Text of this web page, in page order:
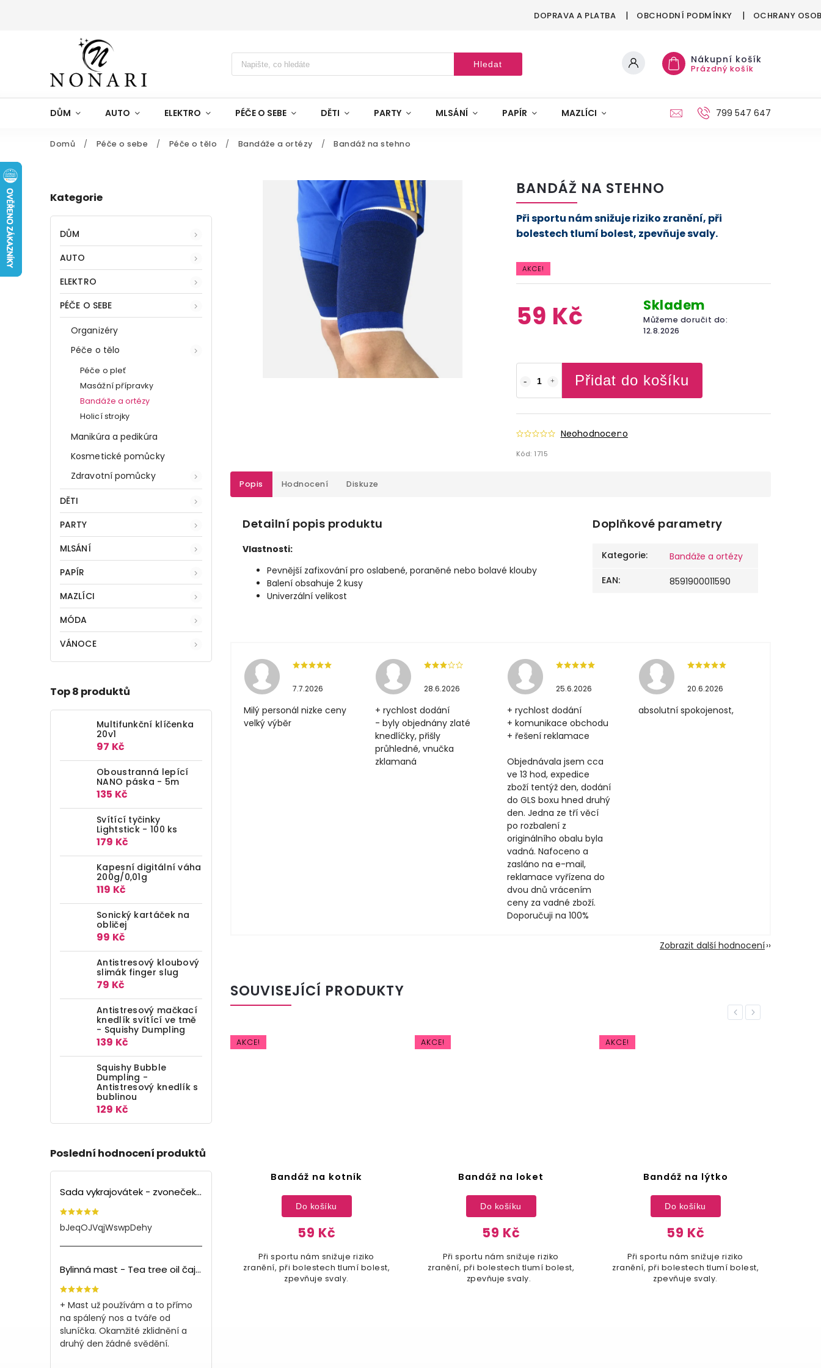
DOPRAVA A PLATBA OBCHODNÍ PODMÍNKY OCHRANY
Hledat Nákupní košík
Prázdný košík
DŮM AUTO ELEKTRO PÉČE O SEBE DĚTI PARTY MLSÁNÍ PAPÍR MAZLÍCI VÁNOCE799 547 647
Domů / Péče o sebe / Péče o tělo / Bandáže a ortézy / Bandáž na stehno
Kategorie
DŮM
AUTO
ELEKTRO
PÉČE O SEBE
Organizéry
Péče o tělo
Péče o pleť
Masážní přípravky
Bandáže a ortézy
Holicí strojky
Manikúra a pedikúra
Kosmetické pomůcky
Zdravotní pomůcky
DĚTI
PARTY
MLSÁNÍ
PAPÍR
MAZLÍCI
MÓDA
VÁNOCE
Top 8 produktů
Multifunkční klíčenka
20v1
97 Kč
Oboustranná lepící
NANO páska - 5m
135 Kč
Svítící tyčinky
Lightstick - 100 ks
179 Kč
Kapesní digitální váha
200g/0,01g
119 Kč
Sonický kartáček na
obličej
99 Kč
Antistresový kloubový
slimák finger slug
79 Kč
Antistresový mačkací
knedlík svítící ve tmě
- Squishy Dumpling
139 Kč
Squishy Bubble
Dumpling -
Antistresový knedlík s
bublinou
129 Kč
Poslední hodnocení produktů
Sada vykrajovátek - zvoneček (3ks)
bJeqOJVqjWswpDehy
Bylinná mast - Tea tree oil čajovník (150ml)
+ Mast už používám a to přímo
na spálený nos a tváře od
sluníčka. Okamžité zklidnění a
druhý den žádné svědění.
BANDÁŽ NA STEHNO
AKCE!
59 Kč Skladem
Můžeme doručit do:
12.8.2026
Přidat do košíku
Neohodnoceno
Kód: 1715
Při sportu nám snižuje riziko zranění, při
bolestech tlumí bolest, zpevňuje svaly.
Popis Hodnocení Diskuze
Detailní popis produktu
Vlastnosti:
Pevnější zafixování pro oslabené, poraněné nebo bolavé klouby
Balení obsahuje 2 kusy
Univerzální velikost
Doplňkové parametry
Kategorie:
Bandáže a ortézy
EAN: 8591900011590
7.7.2026
Milý personál nizke ceny
velký výběr
28.6.2026
+ rychlost dodání
- byly objednány zlaté
knedlíčky, přišly
průhledné, vnučka
zklamaná
25.6.2026
+ rychlost dodání
+ komunikace obchodu
+ řešení reklamace
Objednávala jsem cca
ve 13 hod, expedice
zboží tentýž den, dodání
do GLS boxu hned druhý
den. Jedna ze tří věcí
po rozbalení z
originálního obalu byla
vadná. Nafoceno a
zasláno na e-mail,
reklamace vyřízena do
dvou dnů vrácením
ceny za vadné zboží.
Doporučuji na 100%
20.6.2026
absolutní spokojenost,
Zobrazit další hodnocení
SOUVISEJÍCÍ PRODUKTY
Previous
59 Kč
Do košíku
zranění, při bolestech tlumí bolest,
Bandáž na kotník
59 Kč
Do košíku
Při sportu nám snižuje riziko
zranění, při bolestech tlumí bolest,
zpevňuje svaly.
Bandáž na loket
59 Kč
Do košíku
Při sportu nám snižuje riziko
zranění, při bolestech tlumí bolest,
zpevňuje svaly.
Bandáž na lýtko
59 Kč
Do košíku
Při sportu nám snižuje riziko
zranění, při bolestech tlumí bolest,
zpevňuje svaly.
Next